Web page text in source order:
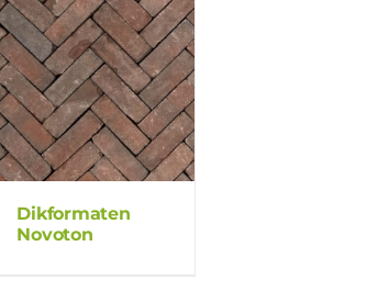
Dikformaten
Novoton